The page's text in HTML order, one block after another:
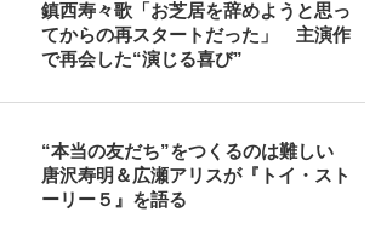
鎮西寿々歌「お芝居を辞めようと思っ
てからの再スタートだった」 主演作
で再会した“演じる喜び”
“本当の友だち”をつくるのは難しい
唐沢寿明＆広瀬アリスが『トイ・スト
ーリー５』を語る